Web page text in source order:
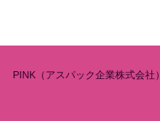
PINK（アスパック企業株式会社）